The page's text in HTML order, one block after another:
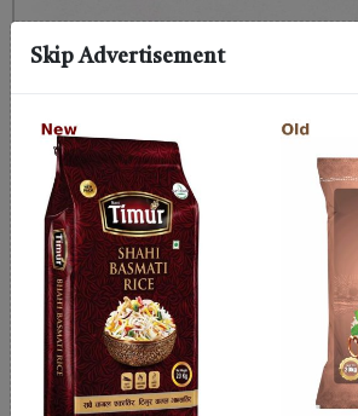
Skip Advertisement